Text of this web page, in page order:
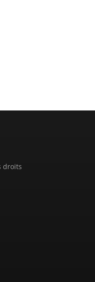
droits